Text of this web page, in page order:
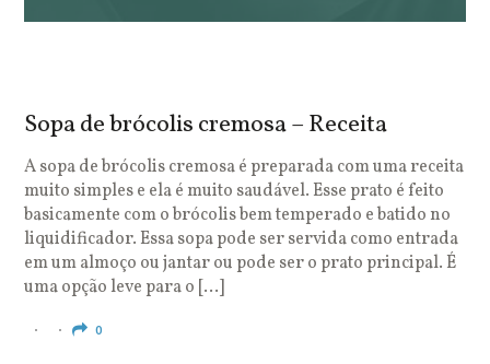
Sopa de brócolis cremosa – Receita
A sopa de brócolis cremosa é preparada com uma receita
muito simples e ela é muito saudável. Esse prato é feito
basicamente com o brócolis bem temperado e batido no
liquidificador. Essa sopa pode ser servida como entrada
em um almoço ou jantar ou pode ser o prato principal. É
uma opção leve para o […]
0